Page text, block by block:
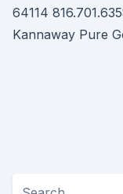
64114
Kannaway Pure